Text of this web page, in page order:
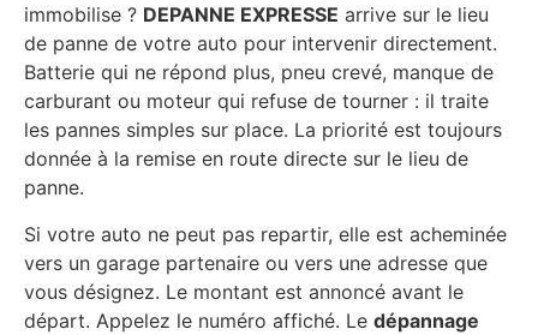
immobilise ? DEPANNE EXPRESSE arrive sur le lieu
de panne de votre auto pour intervenir directement.
Batterie qui ne répond plus, pneu crevé, manque de
carburant ou moteur qui refuse de tourner : il traite
les pannes simples sur place. La priorité est toujours
donnée à la remise en route directe sur le lieu de
panne.
Si votre auto ne peut pas repartir, elle est acheminée
vers un garage partenaire ou vers une adresse que
vous désignez. Le montant est annoncé avant le
départ. Appelez le numéro affiché. Le dépannage